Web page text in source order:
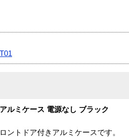
ルミケース 電源なし ブラック
ントドア付きアルミケースです。